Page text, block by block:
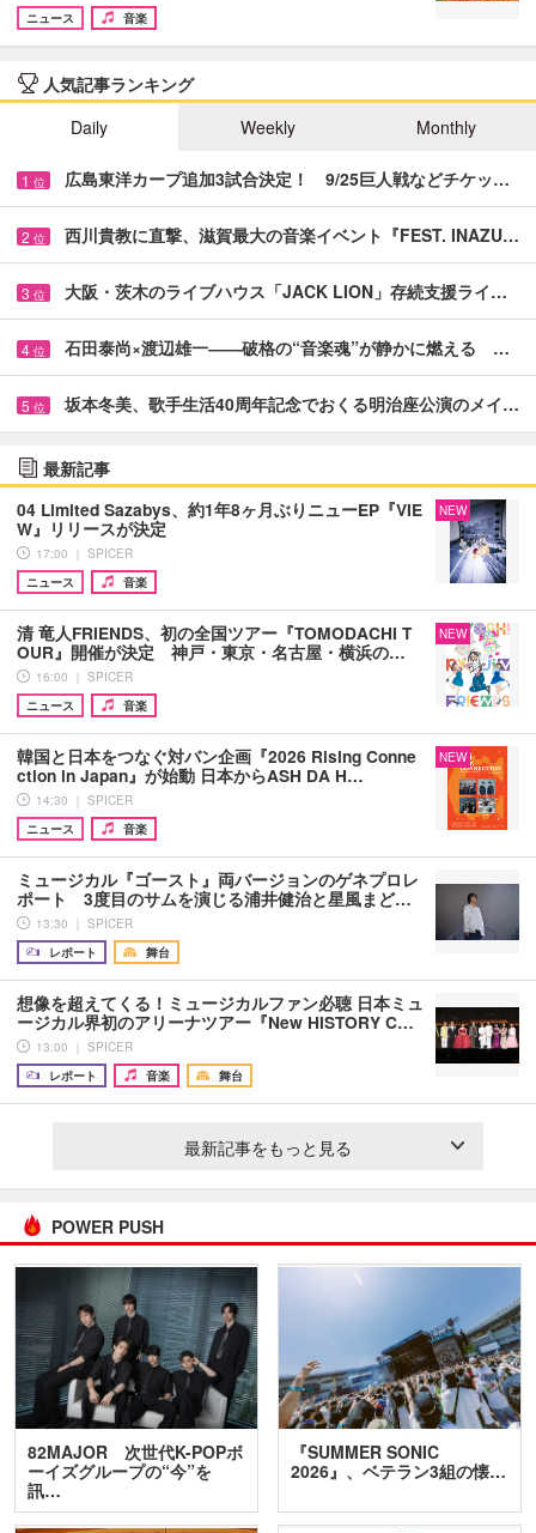
ニュース
音楽
人気記事ランキング
Daily
Weekly Monthly
1 位 広島東洋カープ追加3試合決定！ 9/25巨人戦などチケッ…
2 位 西川貴教に直撃、滋賀最大の音楽イベント『FEST. INAZU…
3 位 大阪・茨木のライブハウス「JACK LION」存続支援ライ…
4 位 石田泰尚×渡辺雄一――破格の“音楽魂”が静かに燃える …
5 位 坂本冬美、歌手生活40周年記念でおくる明治座公演のメイ…
最新記事
04 Limited Sazabys、約1年8ヶ月ぶりニューEP『VIE
W』リリースが決定
17:00 ｜ SPICER
ニュース
音楽
NEW
清 竜人FRIENDS、初の全国ツアー『TOMODACHI T
OUR』開催が決定 神戸・東京・名古屋・横浜の…
16:00 ｜ SPICER
ニュース
音楽
NEW
韓国と日本をつなぐ対バン企画『2026 Rising Conne
ction in Japan』が始動 日本からASH DA H…
14:30 ｜ SPICER
ニュース
音楽
NEW
ミュージカル『ゴースト』両バージョンのゲネプロレ
ポート 3度目のサムを演じる浦井健治と星風まど…
13:30 ｜ SPICER
レポート
舞台
想像を超えてくる！ミュージカルファン必聴 日本ミュ
ージカル界初のアリーナツアー『New HISTORY C…
13:00 ｜ SPICER
レポート
音楽 舞台
最新記事をもっと見る
POWER PUSH
82MAJOR 次世代K-POPボ
ーイズグループの“今”を
訊…
『SUMMER SONIC
2026』、ベテラン3組の懐…